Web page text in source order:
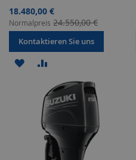
Sonderangebot
18.480,00 €
Normalpreis 24.550,00 €
Kontaktieren Sie uns
ZUR
WUNSCHLISTE
HINZUFÜGEN
VERGLEICHSLISTE
HINZUFÜGEN